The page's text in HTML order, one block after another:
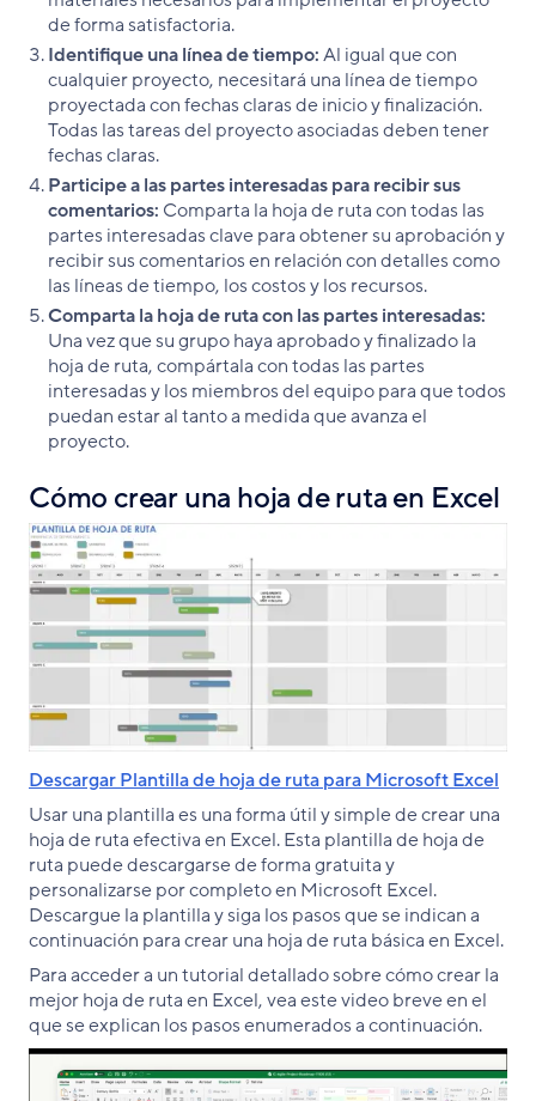
de forma satisfactoria.
Identifique una línea de tiempo:Al igual que con
cualquier proyecto, necesitará una línea de tiempo
proyectada con fechas claras de inicio y finalización.
Todas las tareas del proyecto asociadas deben tener
fechas claras.
Participe a las partes interesadas para recibir sus
comentarios: Comparta la hoja de ruta con todas las
partes interesadas clave para obtener su aprobación y
recibir sus comentarios en relación con detalles como
las líneas de tiempo, los costos y los recursos.
Comparta la hoja de ruta con las partes interesadas:
Una vez que su grupo haya aprobado y finalizado la
hoja de ruta, compártala con todas las partes
interesadas y los miembros del equipo para que todos
puedan estar al tanto a medida que avanza el
proyecto.
Cómo crear una hoja de ruta en Excel
Descargar Plantilla de hoja de ruta para Microsoft Excel
Usar una plantilla es una forma útil y simple de crear una
hoja de ruta efectiva en Excel. Esta plantilla de hoja de
ruta puede descargarse de forma gratuita y
personalizarse por completo en Microsoft Excel.
Descargue la plantilla y siga los pasos que se indican a
continuación para crear una hoja de ruta básica en Excel.
Para acceder a un tutorial detallado sobre cómo crear la
mejor hoja de ruta en Excel, vea este video breve en el
que se explican los pasos enumerados a continuación.